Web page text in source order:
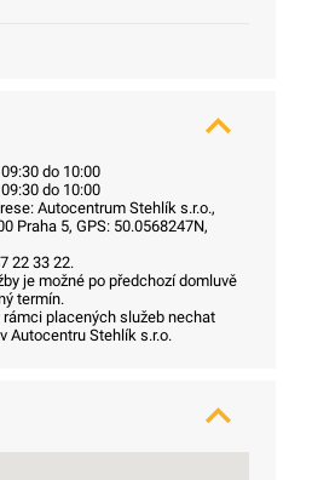
do 10:00
do 10:00
Autocentrum Stehlík s.r.o.,
Praha 5, GPS: 50.0568247N,
22 33 22.
je možné po předchozí domluvě
termín.
placených služeb nechat
Autocentru Stehlík s.r.o.